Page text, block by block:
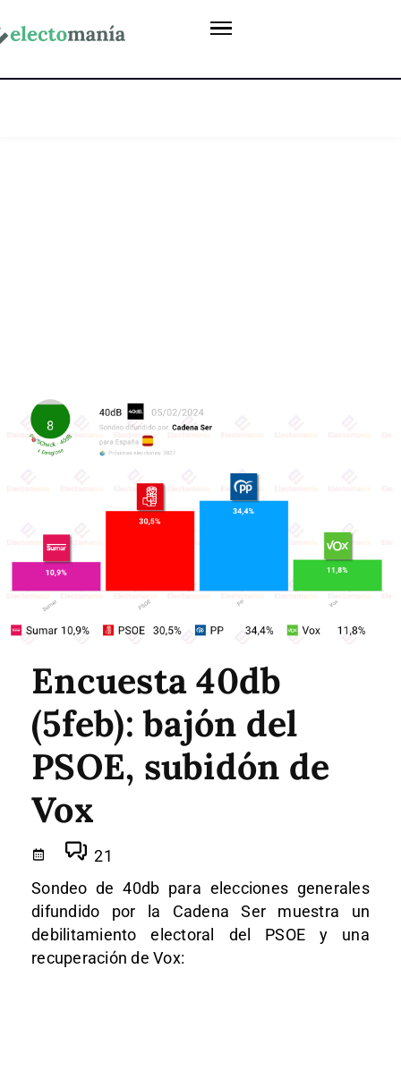
Encuesta 40db
(5feb): bajón del
PSOE, subidón de
Vox
21
Sondeo de 40db para elecciones generales
difundido por la Cadena Ser muestra un
debilitamiento electoral del PSOE y una
recuperación de Vox: